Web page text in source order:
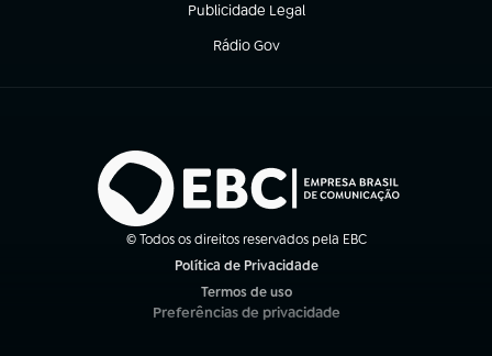
Publicidade Legal
(abre em nova aba)
Rádio Gov
(abre em nova aba)
© Todos os direitos reservados pela EBC
Política de Privacidade
Termos de uso
(abre em nova aba)
Preferências de privacidade